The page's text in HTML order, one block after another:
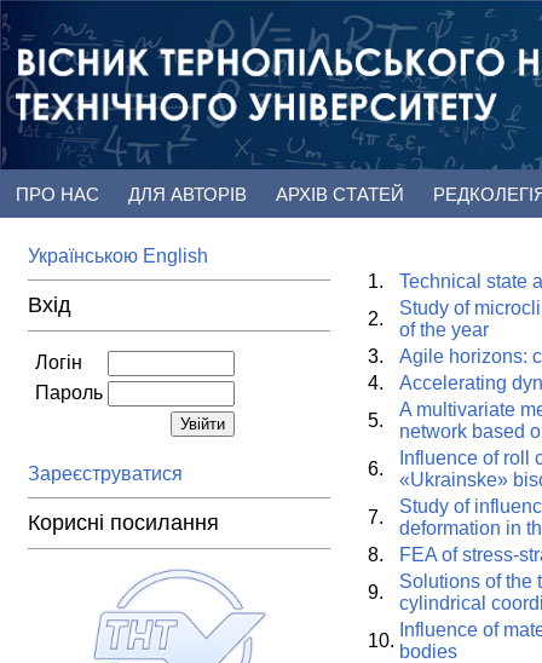
ПРО НАС ДЛЯ АВТОРІВ АРХІВ СТАТЕЙ
Українською English
Вхід
Логін
Пароль
Зареєструватися
Корисні посилання
1.
Technical state
2.
Study of
of the year
3.
Agile horizons:
4.
Accelerating
5.
A multivariate
network based
6.
Influence of roll
«Ukrainske»
7.
Study of
deformation in
8.
FEA of stress-
9.
Solutions of the
cylindrical
10.
Influence of
bodies